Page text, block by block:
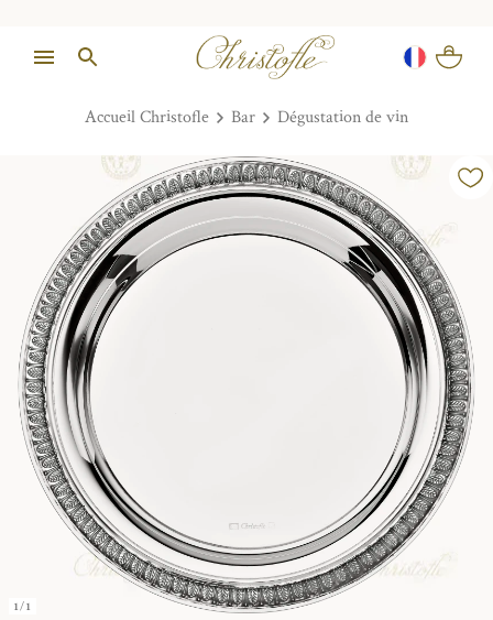
Accueil Christofle Bar Dégustation de vin
1/1